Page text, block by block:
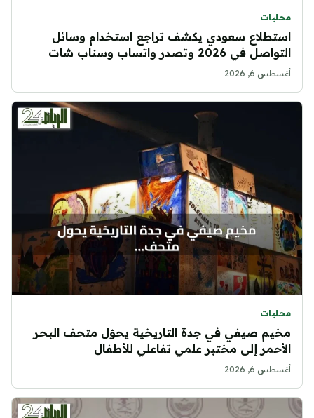
محليات
استطلاع سعودي يكشف تراجع استخدام وسائل
التواصل في 2026 وتصدر واتساب وسناب شات
أغسطس 6, 2026
محليات
مخيم صيفي في جدة التاريخية يحوّل متحف البحر
الأحمر إلى مختبر علمي تفاعلي للأطفال
أغسطس 6, 2026